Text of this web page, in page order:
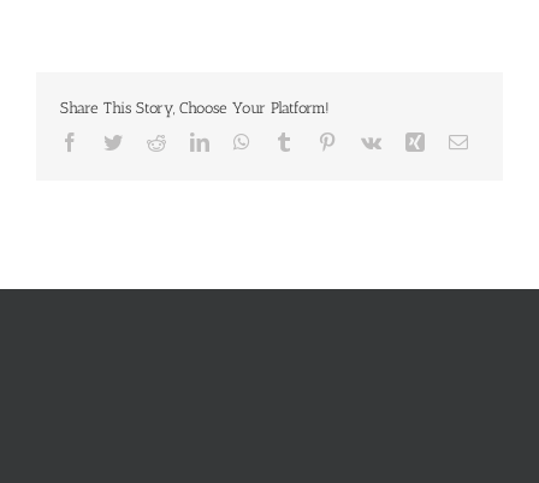
Share This Story, Choose Your Platform!
Facebook
TwitterRedditLinkedInWhatsApp
Tumblr Pinterest
Vk Xing E-